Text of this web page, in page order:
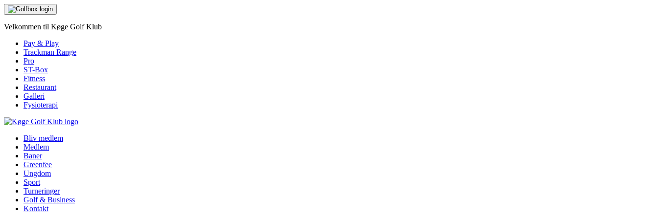
Velkommen til Køge Golf Klub
Pay & Play
Trackman Range
Pro
ST-Box
Fitness
Restaurant
Galleri
Fysioterapi
Bliv medlem
Medlem
Baner
Greenfee
Ungdom
Sport
Turneringer
Golf & Business
Kontakt